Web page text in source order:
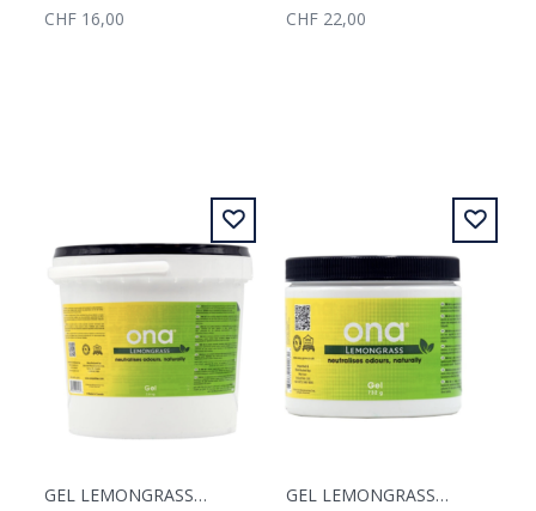
CHF 16,00
CHF 22,00
GEL LEMONGRASS 4L
GEL LEMONGRASS 1L